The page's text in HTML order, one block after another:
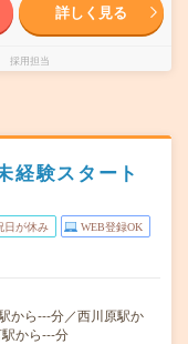
詳しく見る
採用担当
経験スタート
日が休み WEB登録OK
から---分／西川原駅か
から---分